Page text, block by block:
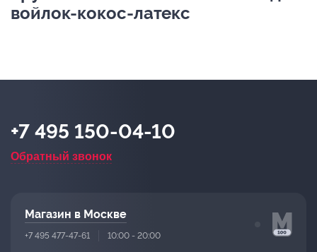
войлок-кокос-латекс
+7 495 150-04-10
Обратный звонок
Магазин в Москве
+7 495 477-47-61 10:00 - 20:00